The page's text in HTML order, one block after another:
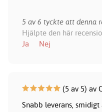
5 av 6 tyckte att denna
Hjälpte den här
Ja
Nej
(5 av 5) av
Snabb leverans,